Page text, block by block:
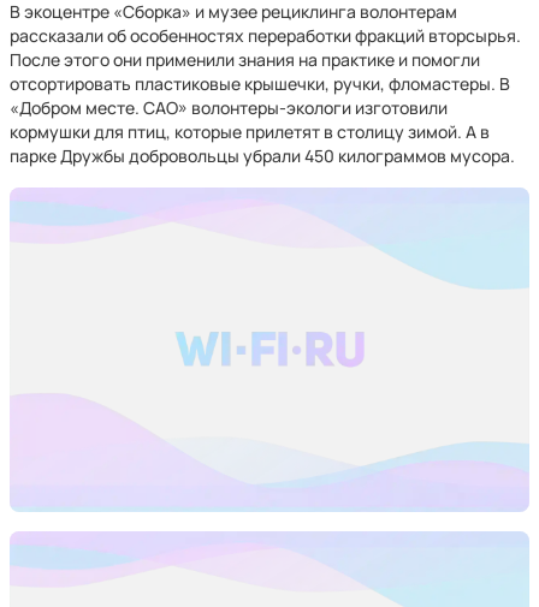
В экоцентре «Сборка» и музее рециклинга волонтерам
рассказали об особенностях переработки фракций вторсырья.
После этого они применили знания на практике и помогли
отсортировать пластиковые крышечки, ручки, фломастеры. В
«Добром месте. САО» волонтеры-экологи изготовили
кормушки для птиц, которые прилетят в столицу зимой. А в
парке Дружбы добровольцы убрали 450 килограммов мусора.